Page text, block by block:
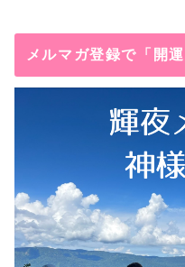
メルマガ登録で「開